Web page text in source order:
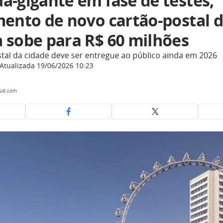
de novo cartão-postal
para R$ 60 milhões
da cidade deve ser entregue ao público ainda em 2026
Atualizada 19/06/2026 10:23